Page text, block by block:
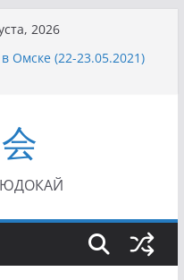
2026
Омске (22-23.05.2021)
Дёмино (2-5.09.2021)
в России по Кюдо,
области по Кюдо /